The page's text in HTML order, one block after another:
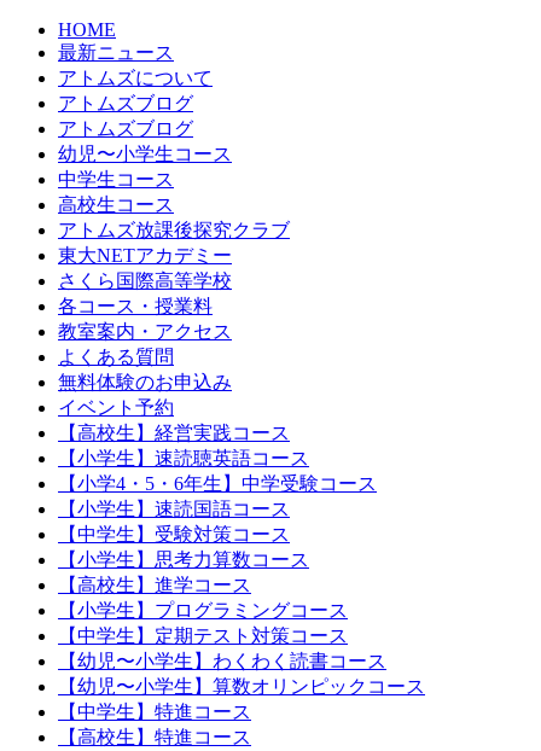
HOME
最新ニュース
アトムズについて
アトムズブログ
アトムズブログ
幼児〜小学生コース
中学生コース
高校生コース
アトムズ放課後探究クラブ
東大NETアカデミー
さくら国際高等学校
各コース・授業料
教室案内・アクセス
よくある質問
無料体験のお申込み
イベント予約
【高校生】経営実践コース
【小学生】速読聴英語コース
【小学4・5・6年生】中学受験コース
【小学生】速読国語コース
【中学生】受験対策コース
【小学生】思考力算数コース
【高校生】進学コース
【小学生】プログラミングコース
【中学生】定期テスト対策コース
【幼児〜小学生】わくわく読書コース
【幼児〜小学生】算数オリンピックコース
【中学生】特進コース
【高校生】特進コース